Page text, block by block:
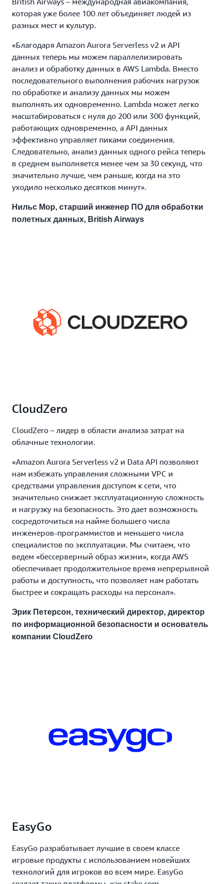
которая уже более 100 лет объединяет людей из
разных мест и культур.
«Благодаря Amazon Aurora Serverless v2 и API
данных теперь мы можем параллелизировать
анализ и обработку данных в AWS Lambda. Вместо
последовательного выполнения рабочих нагрузок
по обработке и анализу данных мы можем
выполнять их одновременно. Lambda может легко
масштабироваться с нуля до 200 или 300 функций,
работающих одновременно, а API данных
эффективно управляет пиками соединения.
Следовательно, анализ данных одного рейса теперь
в среднем выполняется менее чем за 30 секунд, что
значительно лучше, чем раньше, когда на это
уходило несколько десятков минут».
Нильс Мор, старший инженер ПО для обработки
полетных данных, British Airways
CloudZero
CloudZero – лидер в области анализа затрат на
облачные технологии.
«Amazon Aurora Serverless v2 и Data API позволяют
нам избежать управления сложными VPC и
средствами управления доступом к сети, что
значительно снижает эксплуатационную сложность
и нагрузку на безопасность. Это дает возможность
сосредоточиться на найме большего числа
инженеров-программистов и меньшего числа
специалистов по эксплуатации. Мы считаем, что
ведем «бессерверный образ жизни», когда AWS
обеспечивает продолжительное время непрерывной
работы и доступность, что позволяет нам работать
быстрее и сокращать расходы на персонал».
Эрик Петерсон, технический директор, директор
по информационной безопасности и основатель
компании CloudZero
EasyGo
EasyGo разрабатывает лучшие в своем классе
игровые продукты с использованием новейших
технологий для игроков во всем мире. EasyGo